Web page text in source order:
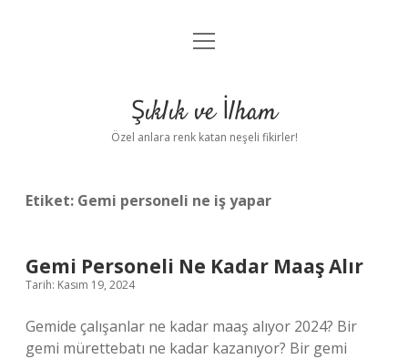
Anasayfa
Yasal Uyarı
menüyü
Şıklık ve İlham
Özel anlara renk katan neşeli fikirler!
Etiket: Gemi personeli ne iş yapar
Gemi Personeli Ne Kadar Maaş Alır
Tarih: Kasım 19, 2024
Gemide çalışanlar ne kadar maaş alıyor 2024? Bir
gemi mürettebatı ne kadar kazanıyor? Bir gemi